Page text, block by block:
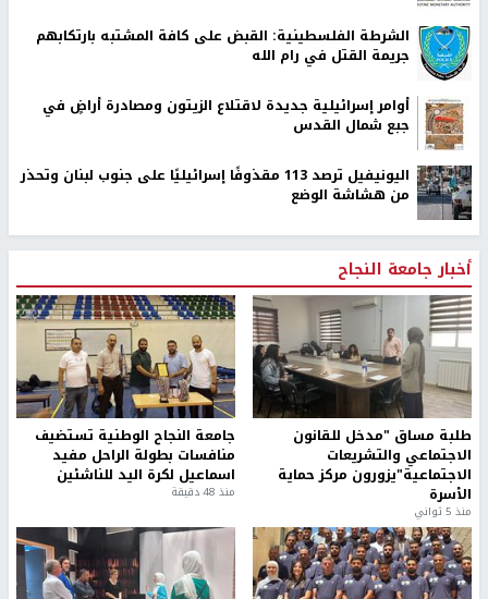
الشرطة الفلسطينية: القبض على كافة المشتبه بارتكابهم
جريمة القتل في رام الله
أوامر إسرائيلية جديدة لاقتلاع الزيتون ومصادرة أراضٍ في
جبع شمال القدس
اليونيفيل ترصد 113 مقذوفًا إسرائيليًا على جنوب لبنان وتحذر
من هشاشة الوضع
أخبار جامعة النجاح
طلبة مساق "مدخل للقانون
الاجتماعي والتشريعات
الاجتماعية"يزورون مركز حماية
الأسرة
منذ 5 ثواني
جامعة النجاح الوطنية تستضيف
منافسات بطولة الراحل مفيد
اسماعيل لكرة اليد للناشئين
منذ 48 دقيقة